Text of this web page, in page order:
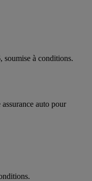
soumise à conditions.
auto pour